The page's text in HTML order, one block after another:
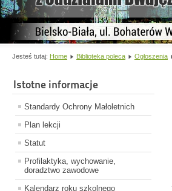
Jesteś tutaj: Home Biblioteka poleca Ogłoszenia
Istotne informacje
Standardy Ochrony Małoletnich
Plan lekcji
Statut
Profilaktyka, wychowanie,
doradztwo zawodowe
Kalendarz roku szkolnego